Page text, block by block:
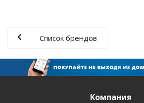
Список брендов
Компания